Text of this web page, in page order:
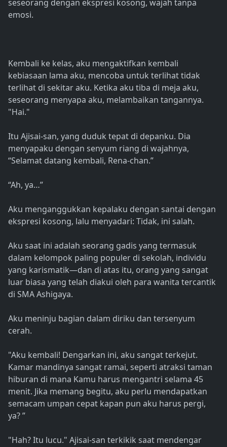
seseorang dengan ekspresi kosong, wajah tanpa
emosi.
Kembali ke kelas, aku mengaktifkan kembali
kebiasaan lama aku, mencoba untuk terlihat tidak
terlihat di sekitar aku. Ketika aku tiba di meja aku,
seseorang menyapa aku, melambaikan tangannya.
"Hai."
Itu Ajisai-san, yang duduk tepat di depanku. Dia
menyapaku dengan senyum riang di wajahnya,
“Selamat datang kembali, Rena-chan.”
“Ah, ya…”
Aku menganggukkan kepalaku dengan santai dengan
ekspresi kosong, lalu menyadari: Tidak, ini salah.
Aku saat ini adalah seorang gadis yang termasuk
dalam kelompok paling populer di sekolah, individu
yang karismatik—dan di atas itu, orang yang sangat
luar biasa yang telah diakui oleh para wanita tercantik
di SMA Ashigaya.
Aku meninju bagian dalam diriku dan tersenyum
cerah.
"Aku kembali! Dengarkan ini, aku sangat terkejut.
Kamar mandinya sangat ramai, seperti atraksi taman
hiburan di mana Kamu harus mengantri selama 45
menit. Jika memang begitu, aku perlu mendapatkan
semacam umpan cepat kapan pun aku harus pergi,
ya? ”
"Hah? Itu lucu." Ajisai-san terkikik saat mendengar